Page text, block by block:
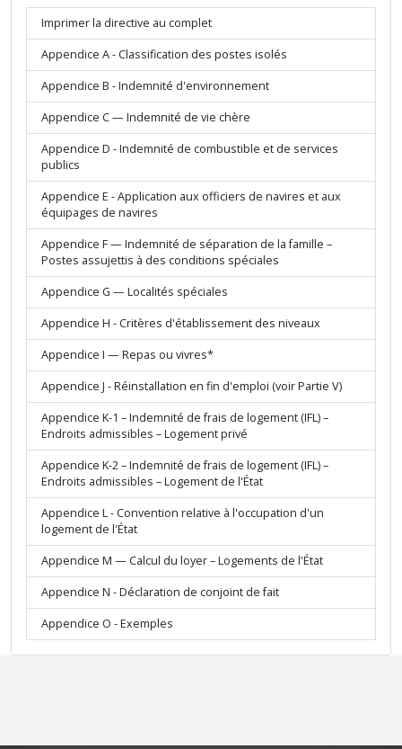
Imprimer la directive au complet
Appendice A - Classification des postes isolés
Appendice B - Indemnité d'environnement
Appendice C — Indemnité de vie chère
Appendice D - Indemnité de combustible et de services
publics
Appendice E - Application aux officiers de navires et aux
équipages de navires
Appendice F — Indemnité de séparation de la famille –
Postes assujettis à des conditions spéciales
Appendice G — Localités spéciales
Appendice H - Critères d'établissement des niveaux
Appendice I — Repas ou vivres*
Appendice J - Réinstallation en fin d'emploi (voir Partie V)
Appendice K-1 – Indemnité de frais de logement (IFL) –
Endroits admissibles – Logement privé
Appendice K-2 – Indemnité de frais de logement (IFL) –
Endroits admissibles – Logement de l'État
Appendice L - Convention relative à l'occupation d'un
logement de l'État
Appendice M — Calcul du loyer – Logements de l'État
Appendice N - Déclaration de conjoint de fait
Appendice O - Exemples